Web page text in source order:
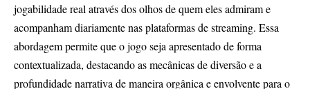
jogabilidade real através dos olhos de quem eles admiram e
acompanham diariamente nas plataformas de streaming. Essa
abordagem permite que o jogo seja apresentado de forma
contextualizada, destacando as mecânicas de diversão e a
profundidade narrativa de maneira orgânica e envolvente para o